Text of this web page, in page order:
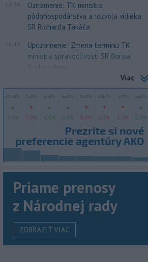
10:36
Oznámenie: TK ministra
pôdohospodárstva a rozvoja vidieka
SR Richarda Takáča
09:49
Upozornenie: Zmena termínu TK
ministra spravodlivosti SR Borisa
Suska - dnes
Viac
Priame prenosy
z Národnej rady
ZOBRAZIŤ VIAC